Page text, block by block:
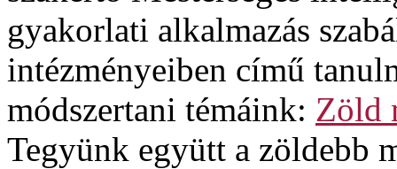
gyakorlati alkalmazás
intézményeiben című
módszertani témáink: Zöld
Tegyünk együtt a zöldebb